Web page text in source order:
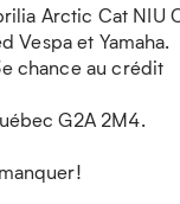
Arctic Cat NIU
Vespa et Yamaha.
chance au crédit
G2A 2M4.